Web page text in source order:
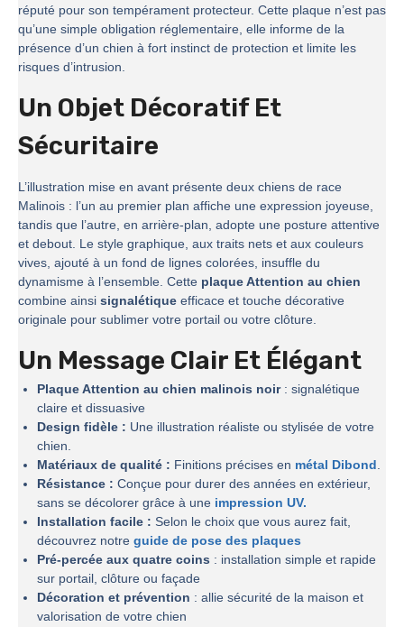
réputé pour son tempérament protecteur. Cette plaque n’est pas
qu’une simple obligation réglementaire, elle informe de la
présence d’un chien à fort instinct de protection et limite les
risques d’intrusion.
Un Objet Décoratif Et
Sécuritaire
L’illustration mise en avant présente deux chiens de race
Malinois : l’un au premier plan affiche une expression joyeuse,
tandis que l’autre, en arrière-plan, adopte une posture attentive
et debout. Le style graphique, aux traits nets et aux couleurs
vives, ajouté à un fond de lignes colorées, insuffle du
dynamisme à l’ensemble. Cette plaque Attention au chien
combine ainsi signalétique efficace et touche décorative
originale pour sublimer votre portail ou votre clôture.
Un Message Clair Et Élégant
Plaque Attention au chien malinois noir: signalétique
claire et dissuasive
Design fidèle : Une illustration réaliste ou stylisée de votre
chien.
Matériaux de qualité : Finitions précises en métal Dibond.
Résistance : Conçue pour durer des années en extérieur,
sans se décolorer grâce à une impression UV.
Installation facile : Selon le choix que vous aurez fait,
découvrez notre guide de pose des plaques
Pré-percée aux quatre coins : installation simple et rapide
sur portail, clôture ou façade
Décoration et prévention : allie sécurité de la maison et
valorisation de votre chien